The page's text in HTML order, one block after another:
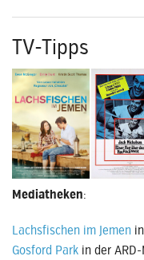
TV-Tipps
Mediatheken:
Lachsfischen im Jemen
Gosford Park in der